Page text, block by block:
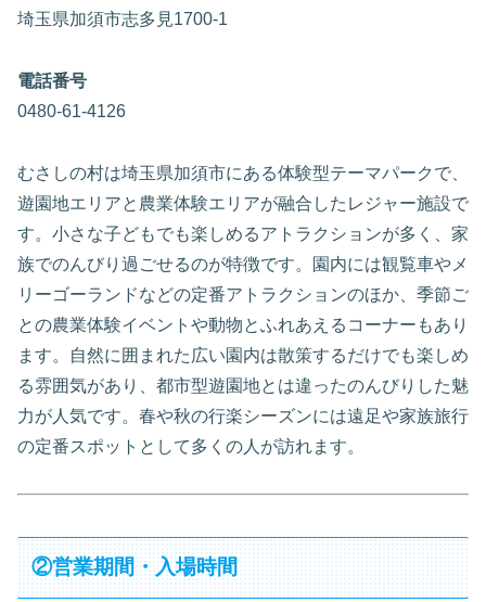
埼玉県加須市志多見1700-1
電話番号
0480-61-4126
むさしの村は埼玉県加須市にある体験型テーマパークで、
遊園地エリアと農業体験エリアが融合したレジャー施設で
す。小さな子どもでも楽しめるアトラクションが多く、家
族でのんびり過ごせるのが特徴です。園内には観覧車やメ
リーゴーランドなどの定番アトラクションのほか、季節ご
との農業体験イベントや動物とふれあえるコーナーもあり
ます。自然に囲まれた広い園内は散策するだけでも楽しめ
る雰囲気があり、都市型遊園地とは違ったのんびりした魅
力が人気です。春や秋の行楽シーズンには遠足や家族旅行
の定番スポットとして多くの人が訪れます。
②営業期間・入場時間